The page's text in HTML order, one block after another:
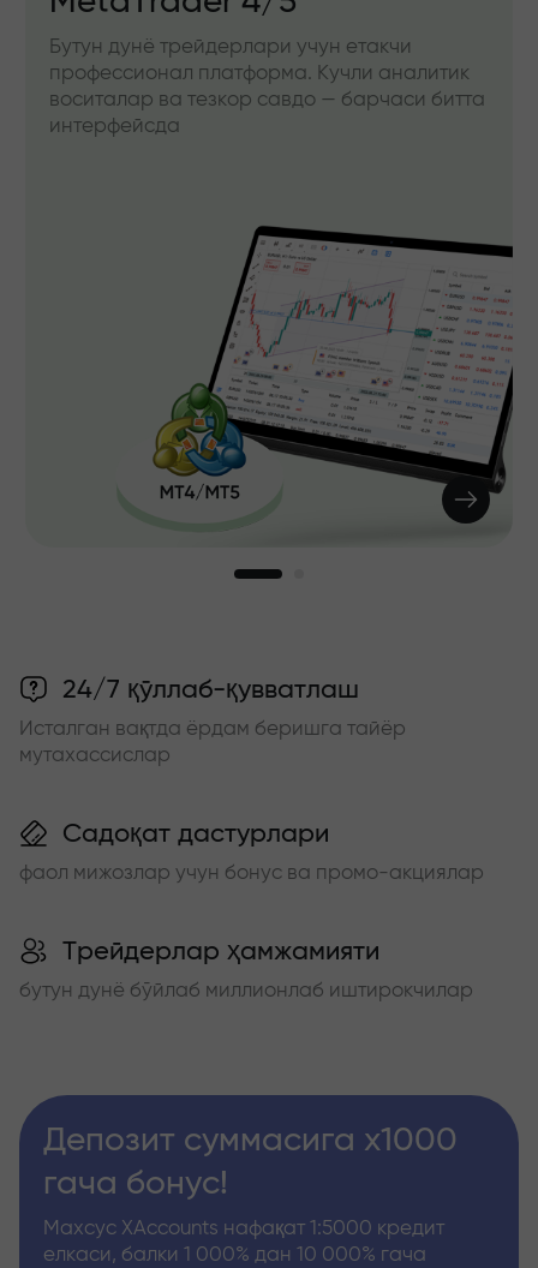
Бутун дунё трейдерлари учун етакчи
профессионал платформа. Кучли аналитик
воситалар ва тезкор савдо — барчаси битта
интерфейсда
24/7 қўллаб-қувватлаш
Исталган вақтда ёрдам беришга тайёр
мутахассислар
Садоқат дастурлари
фаол мижозлар учун бонус ва промо-акциялар
Трейдерлар ҳамжамияти
бутун дунё бўйлаб миллионлаб иштирокчилар
Депозит суммасига x1000
гача бонус!
Махсус XAccounts нафақат 1:5000 кредит
елкаси, балки 1 000% дан 10 000% гача